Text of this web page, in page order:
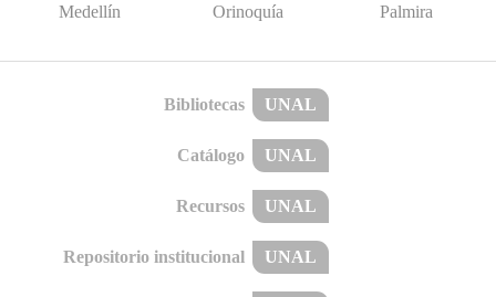
Medellín Orinoquía Palmira
Bibliotecas UNAL
Catálogo UNAL
Recursos UNAL
Repositorio institucional UNAL